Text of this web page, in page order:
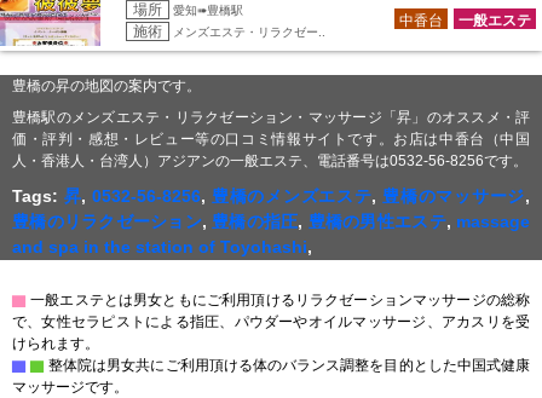
場所 愛知➠豊橋駅
施術 メンズエステ・リラクゼー..
一般エステ
中香台
豊橋の昇の地図の案内です。
豊橋駅のメンズエステ・リラクゼーション・マッサージ「昇」のオススメ・評
価・評判・感想・レビュー等の口コミ情報サイトです。お店は中香台（中国
人・香港人・台湾人）アジアンの一般エステ、電話番号は0532-56-8256です。
Tags: 昇,0532-56-8256, 豊橋のメンズエステ, 豊橋のマッサージ,
豊橋のリラクゼーション, 豊橋の指圧, 豊橋の男性エステ, massage
and spa in the station of Toyohashi,
▇ 一般エステとは男女ともにご利用頂けるリラクゼーションマッサージの総称
で、女性セラピストによる指圧、パウダーやオイルマッサージ、アカスリを受
けられます。
▇ ▇ 整体院は男女共にご利用頂ける体のバランス調整を目的とした中国式健康
マッサージです。